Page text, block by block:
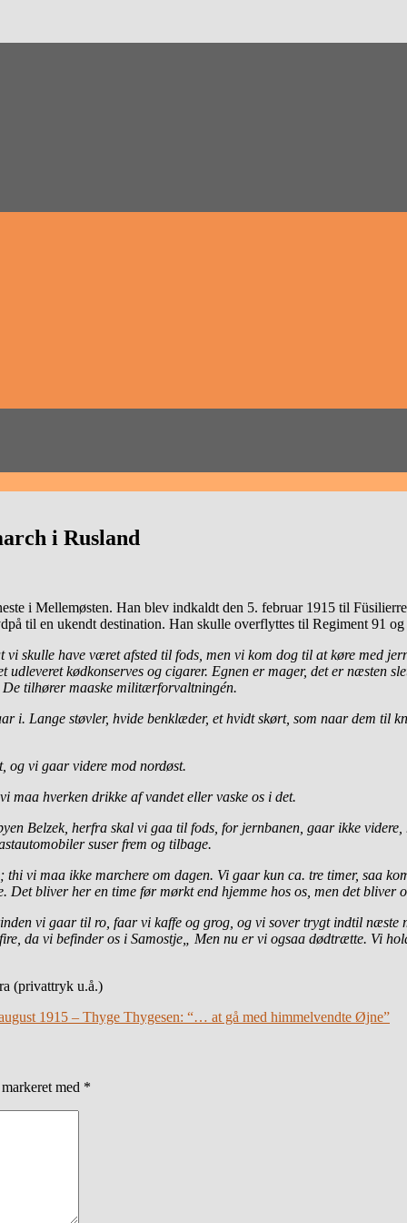
i Rusland
i Mellemøsten. Han blev indkaldt den 5. februar 1915 til
til en ukendt destination. Han skulle overflyttes til Regiment 91
vi skulle have været afsted til fods, men vi kom dog til at køre med
kødkonserves og cigarer. Egnen er mager, det er næsten
De tilhører maaske militærforvaltningén.
Lange støvler, hvide benklæder, et hvidt skørt, som naar dem til
og vi gaar videre mod nordøst.
hverken drikke af vandet eller vaske os i det.
Belzek, herfra skal vi gaa til fods, for jernbanen, gaar ikke
suser frem og tilbage.
vi maa ikke marchere om dagen. Vi gaar kun ca. tre timer, saa
Det bliver her en time før mørkt end hjemme hos os, men det bliver
vi gaar til ro, faar vi kaffe og grog, og vi sover trygt indtil næste
da vi befinder os i Samostje„ Men nu er vi ogsaa dødtrætte. Vi
(privattryk u.å.)
1915 – Thyge Thygesen: “… at gå med himmelvendte Øjne”
med *